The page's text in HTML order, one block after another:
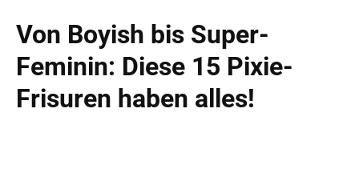
Von Boyish bis Super-
Feminin: Diese 15 Pixie-
Frisuren haben alles!